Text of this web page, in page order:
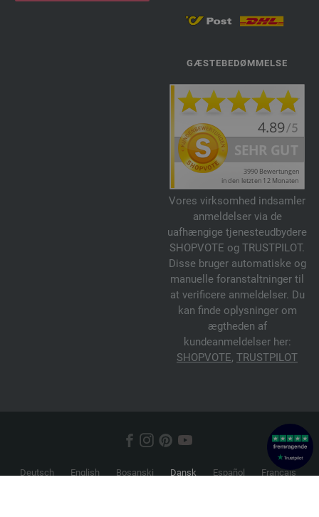
GÆSTEBEDØMMELSE
Vores virksomhed indsamler
anmeldelser via de
uafhængige tjenesteudbydere
SHOPVOTE og TRUSTPILOT.
Disse bruger automatiske og
manuelle foranstaltninger til
at verificere anmeldelser. Du
kan finde oplysninger om
ægtheden af
kundeanmeldelser her:
SHOPVOTE, TRUSTPILOT
Deutsch English Bosanski Dansk Español
Français